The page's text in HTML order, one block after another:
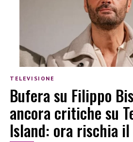
TELEVISIONE
Bufera su Filippo
ancora critiche su
Island: ora rischia